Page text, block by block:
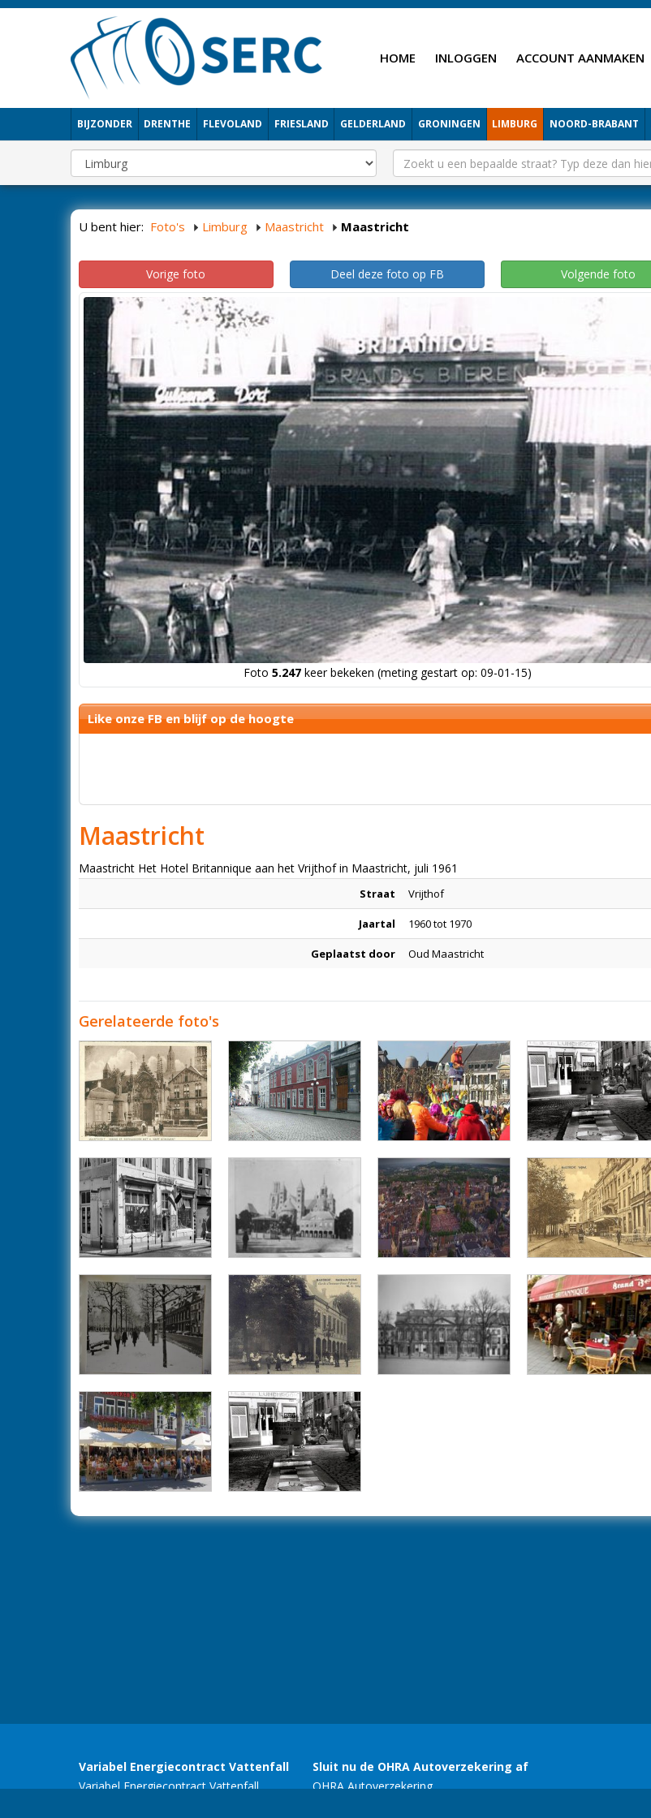
HOME INLOGGEN ACCOUNT AANMAKEN
BIJZONDER DRENTHE FLEVOLAND FRIESLAND GELDERLAND GRONINGEN LIMBURG NOORD-BRABANT
U bent hier: Foto's Limburg Maastricht Maastricht
Vorige foto Deel deze foto op FB Volgende foto
Foto 5.247keer bekeken (meting gestart op: 09-01-15)
Like onze FB en blijf op de hoogte
Maastricht
Maastricht Het Hotel Britannique aan het Vrijthof in Maastricht, juli 1961
Straat Vrijthof
Jaartal 1960 tot 1970
Geplaatst door Oud Maastricht
Gerelateerde foto's